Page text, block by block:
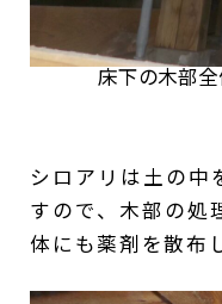
床下の木部
シロアリは土の中
すので、木部の処
体にも薬剤を散布